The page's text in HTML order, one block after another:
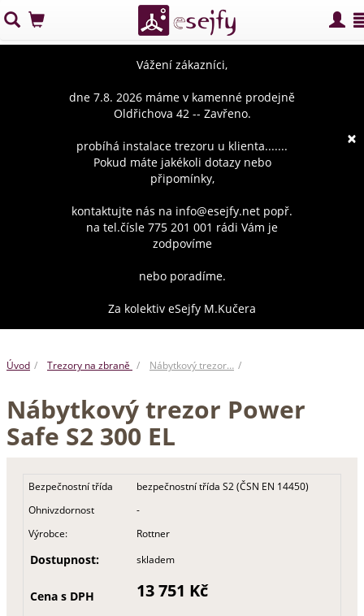
×
Vážení zákazníci,
dne 7.8. 2026 máme v kamenné prodejně
Oldřichova 42 -- Zavřeno.
probíhá instalace trezoru u klienta.......
Pokud máte jakékoli dotazy nebo
připomínky,
kontaktujte nás na info@esejfy.net popř.
na tel.čísle 775 201 001 rádi Vám je
zodpovíme
nebo poradíme.
Za kolektiv eSejfy M.Kučera
Úvod Trezory na zbraně Nábytkový trezor…
Nábytkový trezor Power
Safe S2 300 EL
Bezpečnostní třída
bezpečnostní třída S2 (ČSN EN 14450)
Ohnivzdornost
-
Výrobce:
Rottner
Dostupnost: skladem
Cena s DPH 13 751 Kč